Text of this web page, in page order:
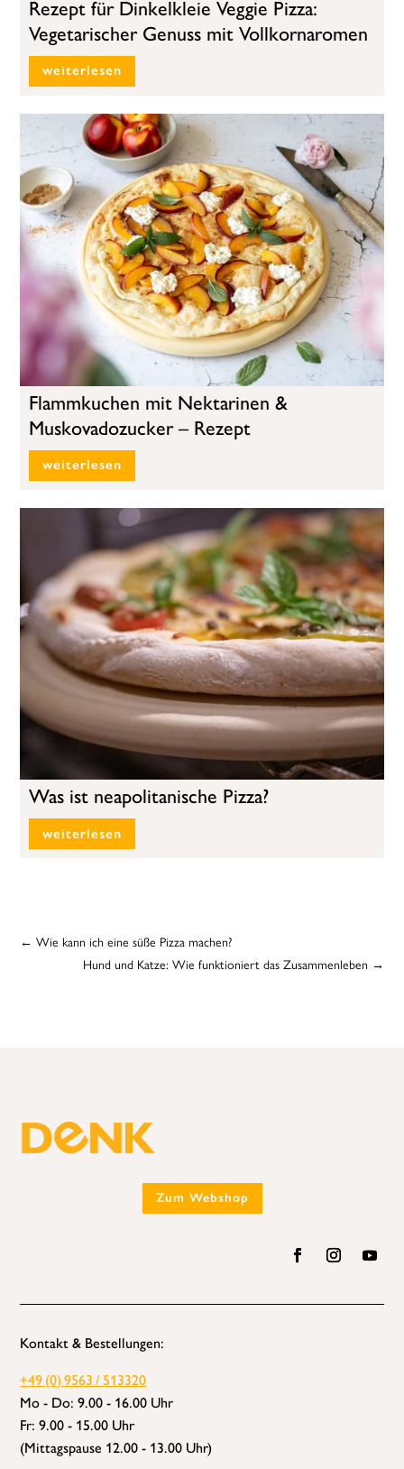
Rezept für Dinkelkleie Veggie Pizza:
Vegetarischer Genuss mit Vollkornaromen
weiterlesen
Flammkuchen mit Nektarinen &
Muskovadozucker – Rezept
weiterlesen
Was ist neapolitanische Pizza?
weiterlesen
←Wie kann ich eine süße Pizza machen?
Hund und Katze: Wie funktioniert das Zusammenleben →
Zum Webshop
Kontakt & Bestellungen:
+49 (0) 9563 / 513320
Mo - Do: 9.00 - 16.00 Uhr
Fr: 9.00 - 15.00 Uhr
(Mittagspause 12.00 - 13.00 Uhr)